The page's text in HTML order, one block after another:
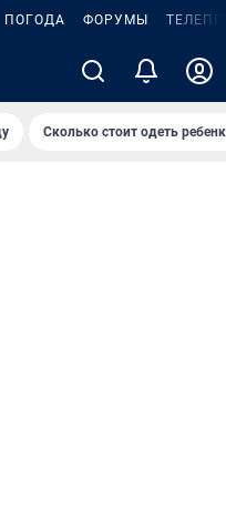
ПОГОДА ФОРУМЫ
Сколько стоит одеть